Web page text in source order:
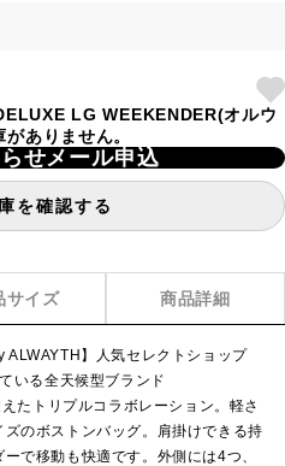
LG WEEKENDER(オルウ
ありません。
せメール申込
を確認する
サイズ 商品詳細
】人気セレクトショップ
いる全天候型ブランド
たトリプルコラボレーション。軽さ
のボストンバッグ。肩掛けできる持
で移動も快適です。外側には4つ、